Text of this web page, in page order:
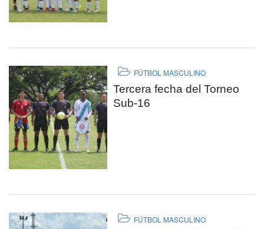
FÚTBOL MASCULINO
Tercera fecha del Torneo
Sub-16
FÚTBOL MASCULINO